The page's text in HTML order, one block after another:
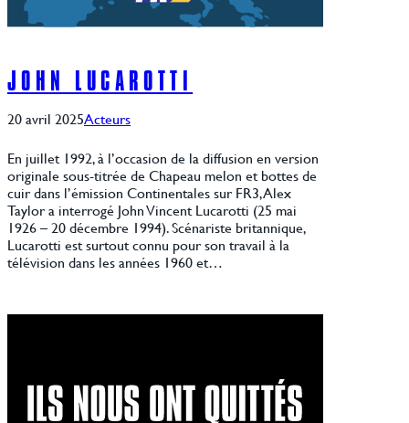
JOHN LUCAROTTI
20 avril 2025Acteurs
En juillet 1992, à l’occasion de la diffusion en version
originale sous-titrée de Chapeau melon et bottes de
cuir dans l’émission Continentales sur FR3, Alex
Taylor a interrogé John Vincent Lucarotti (25 mai
1926 – 20 décembre 1994). Scénariste britannique,
Lucarotti est surtout connu pour son travail à la
télévision dans les années 1960 et…